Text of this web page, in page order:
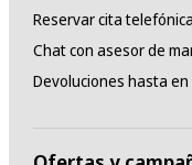
Reservar cita telefónica
Chat con asesor de
Devoluciones hasta en